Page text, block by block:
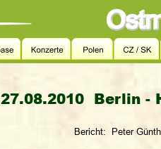
27.08.2010  Berlin -
Bericht:  Peter